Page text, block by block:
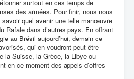
surtout en ces temps de
des armées. Pour finir, nous nous
savoir quel avenir une telle manœuvre
Rafale dans d’autres pays. En offrant
au Brésil aujourd’hui, demain ce
qui en voudront peut-être
la Suisse, la Grèce, la Libye ou
en ce moment des appels d’offres